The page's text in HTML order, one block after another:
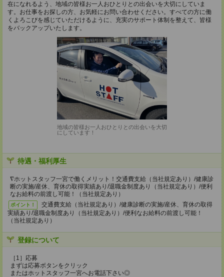
在になれるよう、地域の皆様お一人おひとりとの出会いを大切にしていま
す。お仕事をお探しの方、お気軽にお問い合わせください。すべての方に働
くよろこびを感じていただけるように、充実のサポート体制を整えて、皆様
をバックアップいたします。
地域の皆様お一人おひとりとの出会いを大切
にしています！
待遇・福利厚生
∇ホットスタッフ一宮で働くメリット！交通費支給（当社規定あり）/健康診
断の実施/産休、育休の取得実績あり/退職金制度あり（当社規定あり）/便利
なお給料の前渡し可能！（当社規定あり）
ポイント！
交通費支給（当社規定あり）/健康診断の実施/産休、育休の取得
実績あり/退職金制度あり（当社規定あり）/便利なお給料の前渡し可能！
（当社規定あり）
登録について
［1］応募
まずは応募ボタンをクリック
またはホットスタッフ一宮へお電話下さい◎